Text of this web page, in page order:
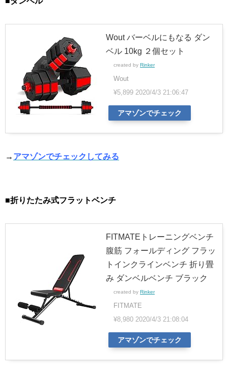
Wout バーベルにもなる ダン
ベル 10kg ２個セット
created by Rinker
Wout
¥5,899 2020/4/3 21:06:47
アマゾンでチェック
→ アマゾンでチェックしてみる
■折りたたみ式フラットベンチ
FITMATEトレーニングベンチ
腹筋 フォールディング フラッ
トインクラインベンチ 折り畳
み ダンベルベンチ ブラック
created by Rinker
FITMATE
¥8,980 2020/4/3 21:08:04
アマゾンでチェック